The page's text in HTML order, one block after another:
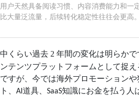
用户天然具备阅读习惯、内容消费能力和一
比大量泛流量，后续转化稳定性往往会更高
中くらい過去 2 年間の変化は明らか
ンテンツプラットフォームとして捉
ですが、今では海外プロモーション
ト、 AI 道具、 SaaS知識にお金を払う人